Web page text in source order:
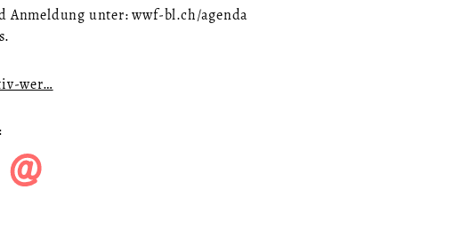
Anmeldung unter: wwf-bl.ch/agenda
wer…